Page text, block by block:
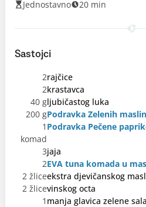
Jednostavno
20 min
Sastojci
2rajčice
2krastavca
40 gljubičastog luka
200 gPodravka Zelenih
1
komad
Podravka Pečene
3jaja
2EVA tuna komada u
2 žliceekstra djevičanskog
2 žlicevinskog octa
1 manja glavica zelene